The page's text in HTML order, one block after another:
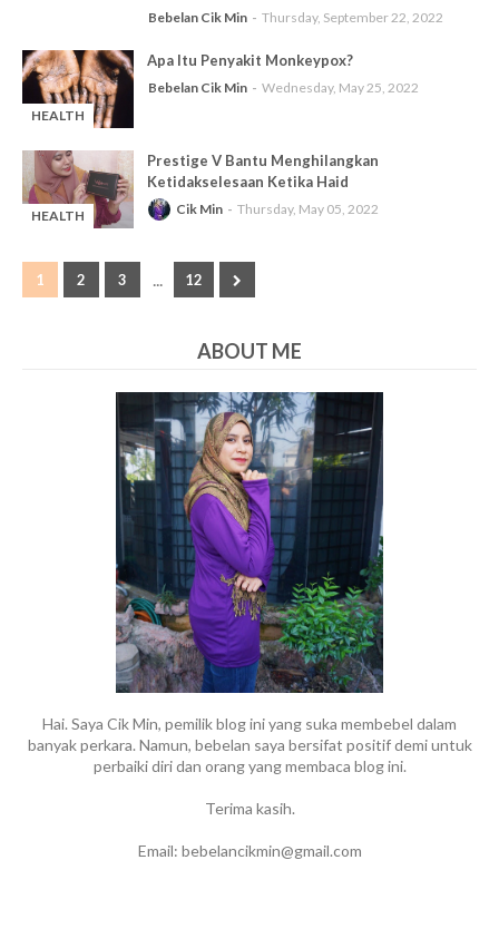
Bebelan Cik Min Thursday, September 22, 2022
HEALTH
Apa Itu Penyakit Monkeypox?
Bebelan Cik Min Wednesday, May 25, 2022
HEALTH
Prestige V Bantu Menghilangkan
Ketidakselesaan Ketika Haid
Cik Min Thursday, May 05, 2022
1 2 3 ... 12
ABOUT ME
Hai. Saya Cik Min, pemilik blog ini yang suka membebel dalam
banyak perkara. Namun, bebelan saya bersifat positif demi untuk
perbaiki diri dan orang yang membaca blog ini.
Terima kasih.
Email: bebelancikmin@gmail.com